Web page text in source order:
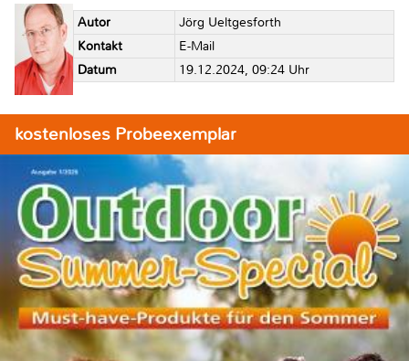
Autor
Jörg Ueltgesforth
Kontakt
E-Mail
Datum
19.12.2024, 09:24 Uhr
kostenloses Probeexemplar